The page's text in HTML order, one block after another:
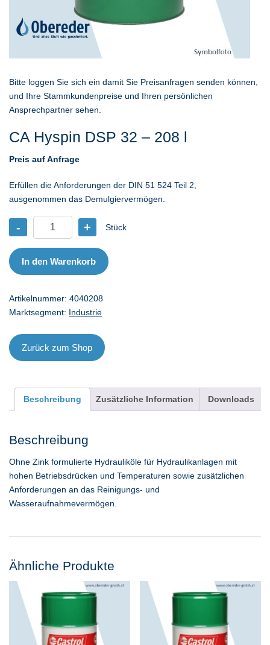
CA Hyspin DSP 32 – 208 l
Preis auf Anfrage
Erfüllen die Anforderungen der DIN 51 524 Teil 2,
ausgenommen das Demulgiervermögen.
CA
Hyspin
DSP
32
208
l
- + Stück
In den Warenkorb
Artikelnummer: 4040208
Marktsegment: Industrie
Zurück zum Shop
Bitte loggen Sie sich ein damit Sie Preisanfragen senden können,
und Ihre Stammkundenpreise und Ihren persönlichen
Ansprechpartner sehen.
Beschreibung Zusätzliche Information Downloads
Beschreibung
Ohne Zink formulierte Hydrauliköle für Hydraulikanlagen mit
hohen Betriebsdrücken und Temperaturen sowie zusätzlichen
Anforderungen an das Reinigungs- und
Wasseraufnahmevermögen.
Ähnliche Produkte